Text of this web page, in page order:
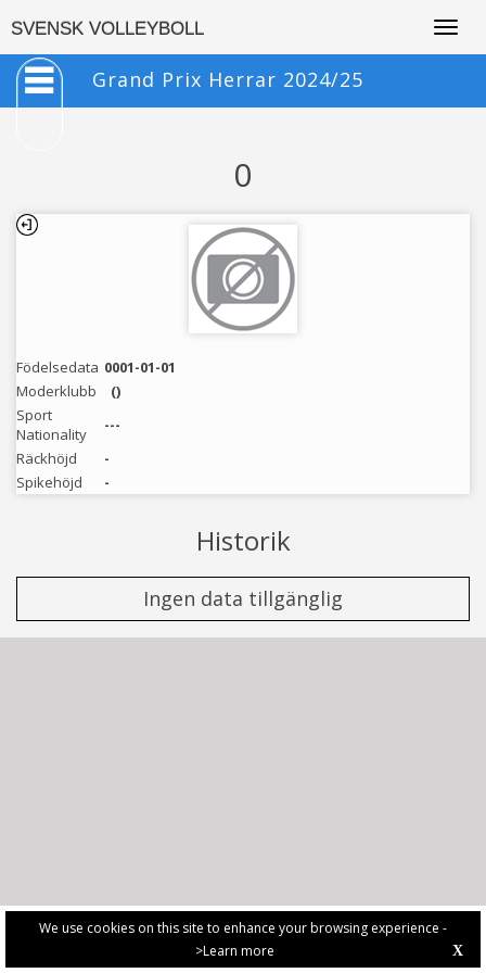
We use cookies on this site to enhance your browsing experience -
>Learn more
X
SVENSK VOLLEYBOLL
Grand Prix Herrar 2024/25
0
Födelsedata 0001-01-01
Moderklubb
()
Sport
Nationality
---
Räckhöjd
-
Spikehöjd
-
Historik
Ingen data tillgänglig